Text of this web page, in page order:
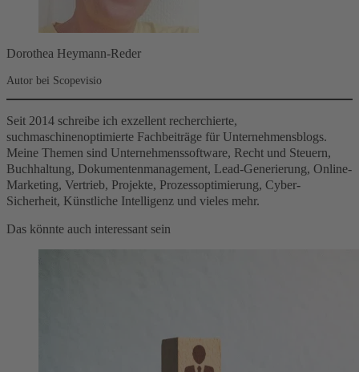
Dorothea Heymann-Reder
Autor bei Scopevisio
Seit 2014 schreibe ich exzellent recherchierte,
suchmaschinenoptimierte Fachbeiträge für Unternehmensblogs.
Meine Themen sind Unternehmenssoftware, Recht und Steuern,
Buchhaltung, Dokumentenmanagement, Lead-Generierung, Online-
Marketing, Vertrieb, Projekte, Prozessoptimierung, Cyber-
Sicherheit, Künstliche Intelligenz und vieles mehr.
Das könnte auch interessant sein